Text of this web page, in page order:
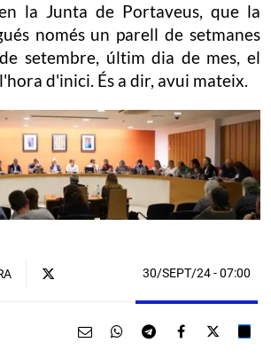
la Junta de Portaveus, que la
només un parell de setmanes
setembre, últim dia de mes, el
d'inici. És a dir, avui mateix.
30/SEPT/24- 07:00